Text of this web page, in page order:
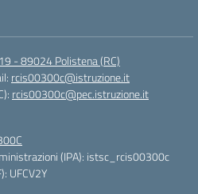
- 89024 Polistena (RC)
rcis00300c@istruzione.it
rcis00300c@pec.istruzione.it
(IPA): istsc_rcis00300c
UFCV2Y